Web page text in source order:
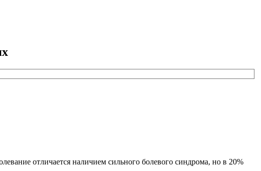
отличается наличием сильного болевого синдрома, но в 20%